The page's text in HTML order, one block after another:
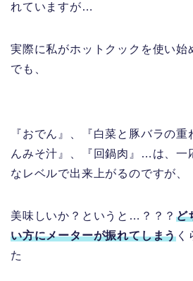
れていますが…
実際に私がホットクックを使い始
でも、
『おでん』、『白菜と豚バラの重
んみそ汁』、『回鍋肉』…は、一
なレベルで出来上がるのですが、
美味しいか？というと…？？？ど
い方にメーターが振れてしまう く
た